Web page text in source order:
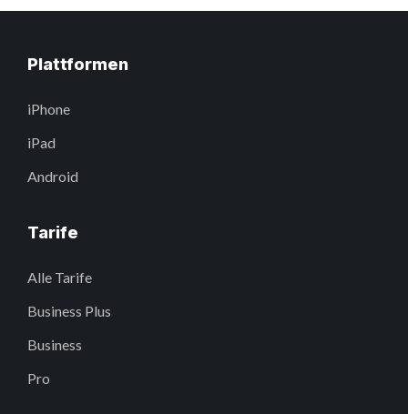
Plattformen
iPhone
iPad
Android
Tarife
Alle Tarife
Business Plus
Business
Pro